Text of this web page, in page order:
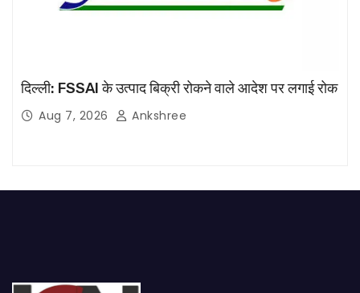
दिल्ली: FSSAI के उत्पाद बिक्री रोकने वाले आदेश पर लगाई रोक
Aug 7, 2026 Ankshree